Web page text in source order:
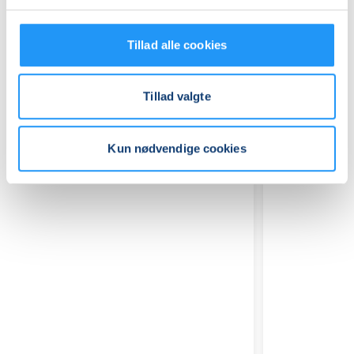
Tillad alle cookies
Tillad valgte
Kun nødvendige cookies
Relaterede hold